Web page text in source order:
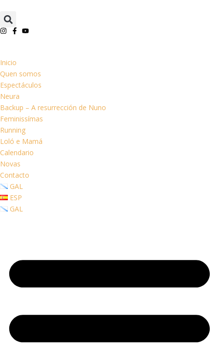
Inicio
Quen somos
Espectáculos
Neura
Backup – A resurrección de Nuno
Feminissímas
Running
Loló e Mamá
Calendario
Novas
Contacto
GAL
ESP
GAL